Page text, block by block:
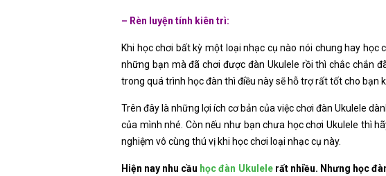
– Rèn luyện tính kiên trì:
Khi học chơi bất kỳ một loại nhạc cụ nào nói chung hay
những bạn mà đã chơi được đàn Ukulele rồi thì chắc chắn
trong quá trình học đàn thì điều này sẽ hỗ trợ rất tốt cho bạn
Trên đây là những lợi ích cơ bản của việc chơi đàn Ukulele
của mình nhé. Còn nếu như bạn chưa học chơi Ukulele thì
nghiệm vô cùng thú vị khi học chơi loại nhạc cụ này.
Hiện nay nhu cầu học đàn Ukulelerất nhiều. Nhưng học